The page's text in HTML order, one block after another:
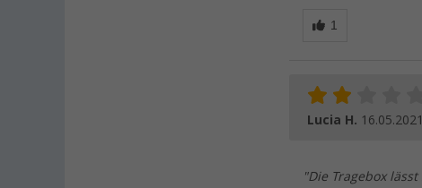
Lucia H. 16.05.2021
"Die Tragebox